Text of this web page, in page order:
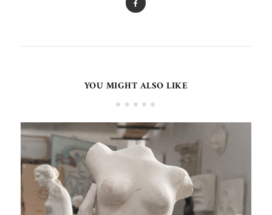
YOU MIGHT ALSO LIKE